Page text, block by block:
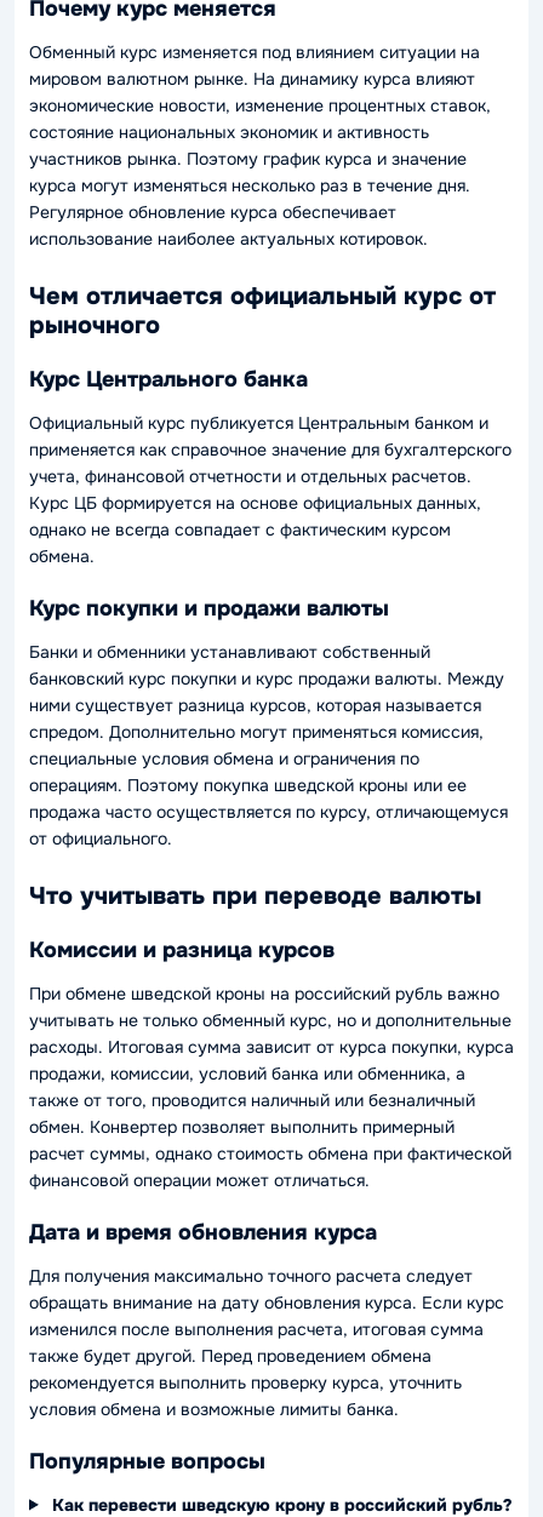
Почему курс меняется
Обменный курс изменяется под влиянием ситуации на
мировом валютном рынке. На динамику курса влияют
экономические новости, изменение процентных ставок,
состояние национальных экономик и активность
участников рынка. Поэтому график курса и значение
курса могут изменяться несколько раз в течение дня.
Регулярное обновление курса обеспечивает
использование наиболее актуальных котировок.
Чем отличается официальный курс от
рыночного
Курс Центрального банка
Официальный курс публикуется Центральным банком и
применяется как справочное значение для бухгалтерского
учета, финансовой отчетности и отдельных расчетов.
Курс ЦБ формируется на основе официальных данных,
однако не всегда совпадает с фактическим курсом
обмена.
Курс покупки и продажи валюты
Банки и обменники устанавливают собственный
банковский курс покупки и курс продажи валюты. Между
ними существует разница курсов, которая называется
спредом. Дополнительно могут применяться комиссия,
специальные условия обмена и ограничения по
операциям. Поэтому покупка шведской кроны или ее
продажа часто осуществляется по курсу, отличающемуся
от официального.
Что учитывать при переводе валюты
Комиссии и разница курсов
При обмене шведской кроны на российский рубль важно
учитывать не только обменный курс, но и дополнительные
расходы. Итоговая сумма зависит от курса покупки, курса
продажи, комиссии, условий банка или обменника, а
также от того, проводится наличный или безналичный
обмен. Конвертер позволяет выполнить примерный
расчет суммы, однако стоимость обмена при фактической
финансовой операции может отличаться.
Дата и время обновления курса
Для получения максимально точного расчета следует
обращать внимание на дату обновления курса. Если курс
изменился после выполнения расчета, итоговая сумма
также будет другой. Перед проведением обмена
рекомендуется выполнить проверку курса, уточнить
условия обмена и возможные лимиты банка.
Популярные вопросы
Как перевести шведскую крону в российский рубль?